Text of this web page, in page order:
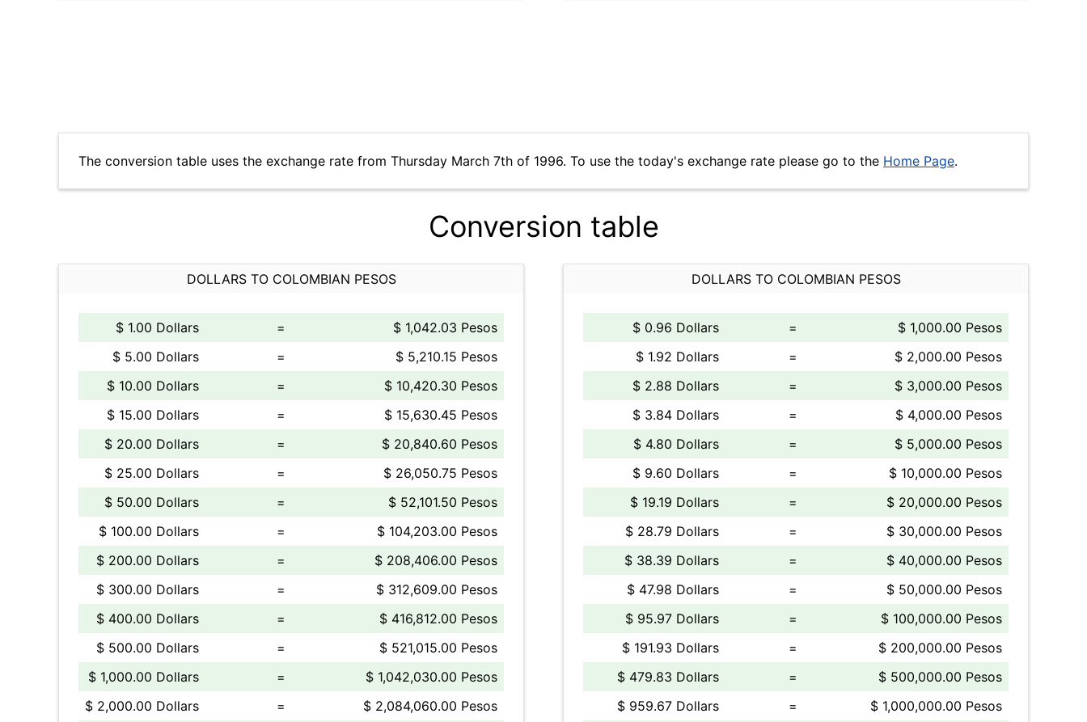
The conversion table uses the exchange rate from Thursday March 7th of 1996. To use the today's exchange rate please go to the Home Page.
Conversion table
DOLLARS TO COLOMBIAN PESOS
$ 1.00 Dollars =
$ 1,042.03 Pesos
$ 5.00 Dollars
=
$ 5,210.15 Pesos
$ 10.00 Dollars
=
$ 10,420.30 Pesos
$ 15.00 Dollars
=
$ 15,630.45 Pesos
$ 20.00 Dollars
=
$ 20,840.60 Pesos
$ 25.00 Dollars
=
$ 26,050.75 Pesos
$ 50.00 Dollars
=
$ 52,101.50 Pesos
$ 100.00 Dollars
=
$ 104,203.00 Pesos
$ 200.00 Dollars
=
$ 208,406.00 Pesos
$ 300.00 Dollars
=
$ 312,609.00 Pesos
$ 400.00 Dollars
=
$ 416,812.00 Pesos
$ 500.00 Dollars
=
$ 521,015.00 Pesos
$ 1,000.00 Dollars
=
$ 1,042,030.00 Pesos
$ 2,000.00 Dollars
= $ 2,084,060.00 Pesos
DOLLARS TO COLOMBIAN PESOS
$ 0.96 Dollars =
$ 1,000.00 Pesos
$ 1.92 Dollars
=
$ 2,000.00 Pesos
$ 2.88 Dollars
=
$ 3,000.00 Pesos
$ 3.84 Dollars
=
$ 4,000.00 Pesos
$ 4.80 Dollars
=
$ 5,000.00 Pesos
$ 9.60 Dollars
=
$ 10,000.00 Pesos
$ 19.19 Dollars
=
$ 20,000.00 Pesos
$ 28.79 Dollars
=
$ 30,000.00 Pesos
$ 38.39 Dollars
=
$ 40,000.00 Pesos
$ 47.98 Dollars
=
$ 50,000.00 Pesos
$ 95.97 Dollars
=
$ 100,000.00 Pesos
$ 191.93 Dollars
=
$ 200,000.00 Pesos
$ 479.83 Dollars
=
$ 500,000.00 Pesos
$ 959.67 Dollars
= $ 1,000,000.00 Pesos